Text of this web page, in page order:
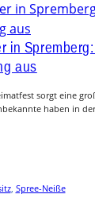
in
aus
sorgt eine
haben in
, Spree-Neiße